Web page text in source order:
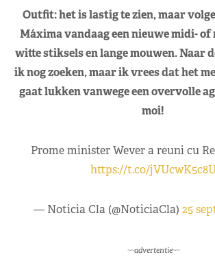
Outfit: het is lastig te zien, maar
Máxima vandaag een nieuwe midi-
witte stiksels en lange mouwen. Naar
ik nog zoeken, maar ik vrees dat het
gaat lukken vanwege een overvolle
moi!
Prome minister Wever a reuni cu
https://t.co/
— Noticia Cla (@NoticiaCla) 25
~~advertentie~~